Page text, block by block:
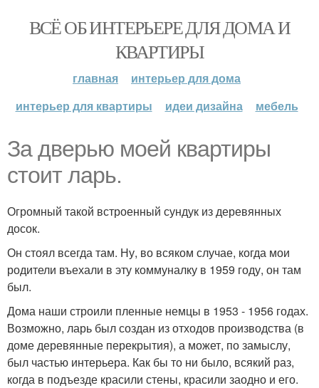
ВСЁ ОБ ИНТЕРЬЕРЕ ДЛЯ ДОМА И
КВАРТИРЫ
главная
интерьер для дома
интерьер для квартиры
идеи дизайна мебель
За дверью моей квартиры
стоит ларь.
Огромный такой встроенный сундук из деревянных
досок.
Он стоял всегда там. Ну, во всяком случае, когда мои
родители въехали в эту коммуналку в 1959 году, он там
был.
Дома наши строили пленные немцы в 1953 - 1956 годах.
Возможно, ларь был создан из отходов производства (в
доме деревянные перекрытия), а может, по замыслу,
был частью интерьера. Как бы то ни было, всякий раз,
когда в подъезде красили стены, красили заодно и его.